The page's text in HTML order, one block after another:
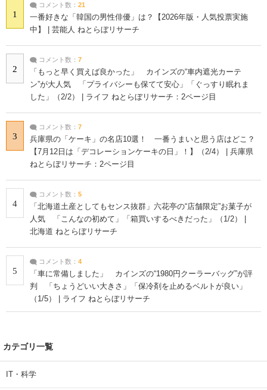
1
コメント数： 21
一番好きな「韓国の男性俳優」は？【2026年版・人気投票実施
中】 | 芸能人 ねとらぼリサーチ
2
コメント数： 7
「もっと早く買えば良かった」 カインズの“車内遮光カーテ
ン”が大人気 「プライバシーも保てて安心」「ぐっすり眠れま
した」（2/2） | ライフ ねとらぼリサーチ：2ページ目
3
コメント数： 7
兵庫県の「ケーキ」の名店10選！ 一番うまいと思う店はどこ？
【7月12日は「デコレーションケーキの日」！】（2/4） | 兵庫県
ねとらぼリサーチ：2ページ目
4
コメント数： 5
「北海道土産としてもセンス抜群」六花亭の“店舗限定”お菓子が
人気 「こんなの初めて」「箱買いするべきだった」（1/2） |
北海道 ねとらぼリサーチ
5
コメント数： 4
「車に常備しました」 カインズの“1980円クーラーバッグ”が評
判 「ちょうどいい大きさ」「保冷剤を止めるベルトが良い」
（1/5） | ライフ ねとらぼリサーチ
カテゴリ一覧
IT・科学